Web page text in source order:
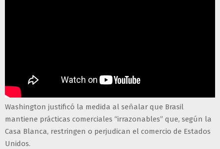
Washington justificó la medida al señalar que Brasil
mantiene prácticas comerciales “irrazonables” que, según la
Casa Blanca, restringen o perjudican el comercio de Estados
Unidos.